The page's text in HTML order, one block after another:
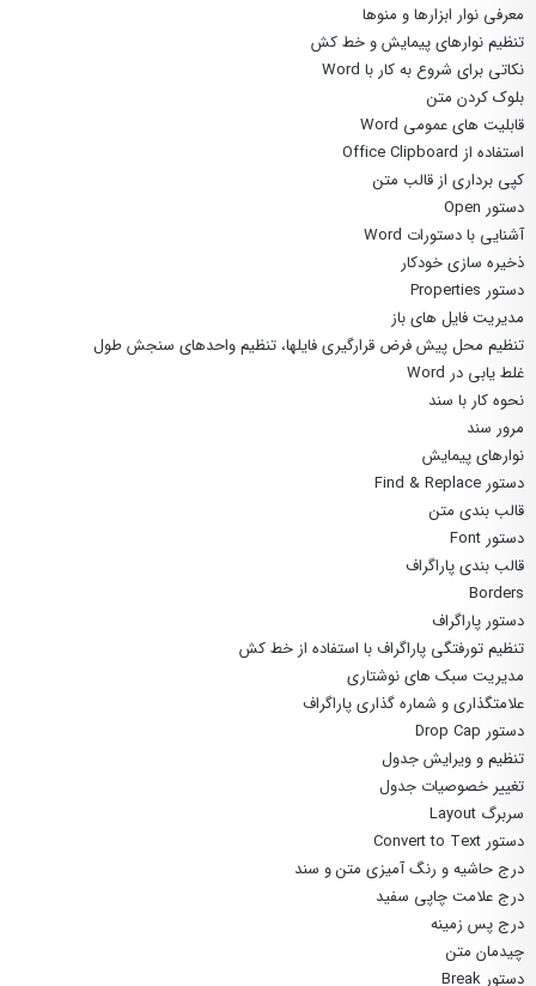
معرفی نوار ابزارها و منوها
تنظیم نوارهای پیمایش و خط کش
نکاتی برای شروع به کار با Word
بلوک کردن متن
قابلیت های عمومی Word
استفاده از Office Clipboard
کپی برداری از قالب متن
دستور Open
آشنایی با دستورات Word
ذخیره سازی خودکار
دستور Properties
مدیریت فایل های باز
تنظیم محل پیش فرض قرارگیری فایلها، تنظیم واحدهای سنجش طول
غلط یابی در Word
نحوه کار با سند
مرور سند
نوارهای پیمایش
دستور Find & Replace
قالب بندی متن
دستور Font
قالب بندی پاراگراف
Borders
دستور پاراگراف
تنظیم تورفتگی پاراگراف با استفاده از خط کش
مدیریت سبک های نوشتاری
علامتگذاری و شماره گذاری پاراگراف
دستور Drop Cap
تنظیم و ویرایش جدول
تغییر خصوصیات جدول
سربرگ Layout
دستور Convert to Text
درج حاشیه و رنگ آمیزی متن و سند
درج علامت چاپی سفید
درج پس زمینه
چیدمان متن
دستور Break